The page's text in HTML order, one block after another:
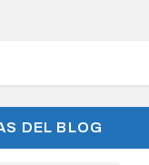
DEL BLOG